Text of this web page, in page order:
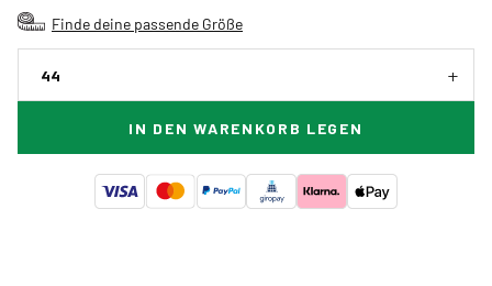
Finde deine passende Größe
44
IN DEN WARENKORB LEGEN